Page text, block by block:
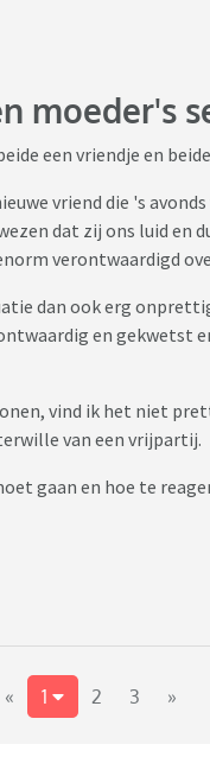
moeder's
een vriendje en
vriend die 's
dat zij ons luid en
verontwaardigd
dan ook erg
en gekwetst
vind ik het niet
van een vrijpartij.
gaan en hoe te
« 1 2 3 »